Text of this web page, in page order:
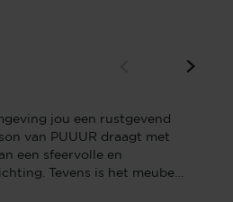
jou een rustgevend
van PUUUR draagt met
een sfeervolle en
Tevens is het meubel